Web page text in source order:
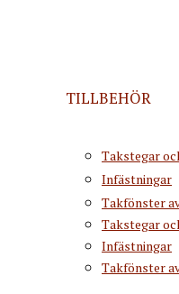
TILLBEHÖR
Takstegar
Infästningar
Takfönster
Takstegar
Infästningar
Takfönster